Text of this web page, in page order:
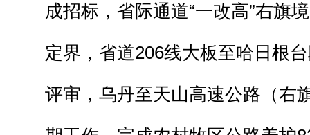
成招标，省际通道“一改高”右旗
定界，省道206线大板至哈日根
评审，乌丹至天山高速公路（右